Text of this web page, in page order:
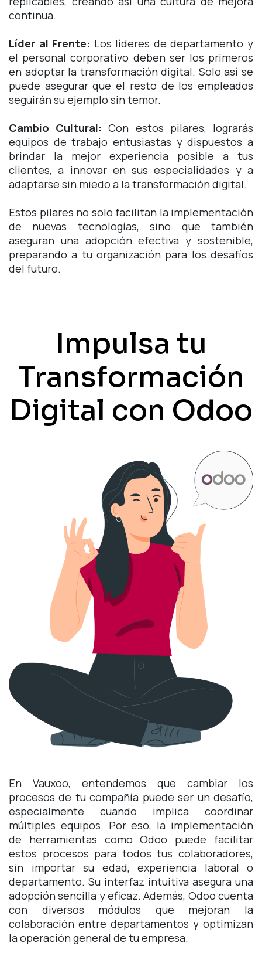
continua.
Líder al Frente: Los líderes de departamento y
el personal corporativo deben ser los primeros
en adoptar la transformación digital. Solo así se
puede asegurar que el resto de los empleados
seguirán su ejemplo sin temor.
Cambio Cultural:Con estos pilares, lograrás
equipos de trabajo entusiastas y dispuestos a
brindar la mejor experiencia posible a tus
clientes, a innovar en sus especialidades y a
adaptarse sin miedo a la transformación digital.
Estos pilares no solo facilitan la implementación
de nuevas tecnologías, sino que también
aseguran una adopción efectiva y sostenible,
preparando a tu organización para los desafíos
del futuro.
Impulsa tu
Transformación
Digital con Odoo
En Vauxoo, entendemos que cambiar los
procesos de tu compañía puede ser un desafío,
especialmente cuando implica coordinar
múltiples equipos. Por eso, la implementación
de herramientas como Odoo puede facilitar
estos procesos para todos tus colaboradores,
sin importar su edad, experiencia laboral o
departamento. Su interfaz intuitiva asegura una
adopción sencilla y eficaz. Además, Odoo cuenta
con diversos módulos que mejoran la
colaboración entre departamentos y optimizan
la operación general de tu empresa.